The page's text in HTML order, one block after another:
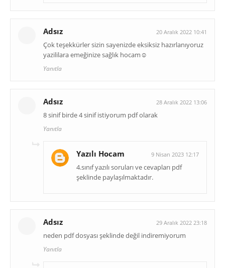
Adsız 20 Aralık 2022 10:41
Çok teşekkürler sizin sayenizde eksiksiz hazırlanıyoruz
yazililara emeğinize sağlık hocam☺️
Yanıtla
Adsız 28 Aralık 2022 13:06
8 sinif birde 4 sinif istiyorum pdf olarak
Yanıtla
Yazılı Hocam 9 Nisan 2023 12:17
4.sınıf yazılı soruları ve cevapları pdf
şeklinde paylaşılmaktadır.
Adsız 29 Aralık 2022 23:18
neden pdf dosyası şeklinde değil indiremiyorum
Yanıtla